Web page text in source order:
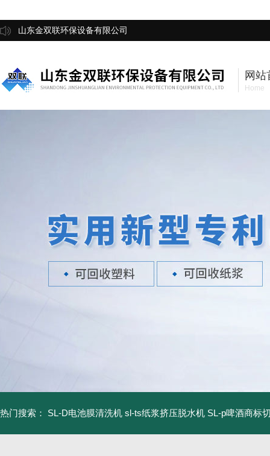
山东金双联环保设备有限公司
网站
Home
热门搜索： SL-D电池膜清洗机 sl-ts纸浆挤压脱水机 SL-p啤酒商标